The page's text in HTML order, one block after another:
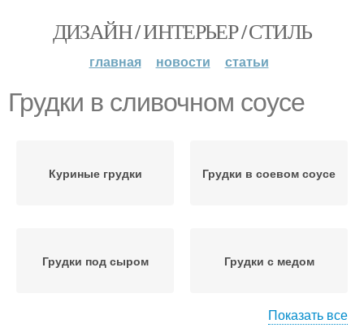
ДИЗАЙН / ИНТЕРЬЕР / СТИЛЬ
главная новости статьи
Грудки в сливочном соусе
Куриные грудки Грудки в соевом соусе
Грудки под сыром Грудки с медом
Показать все